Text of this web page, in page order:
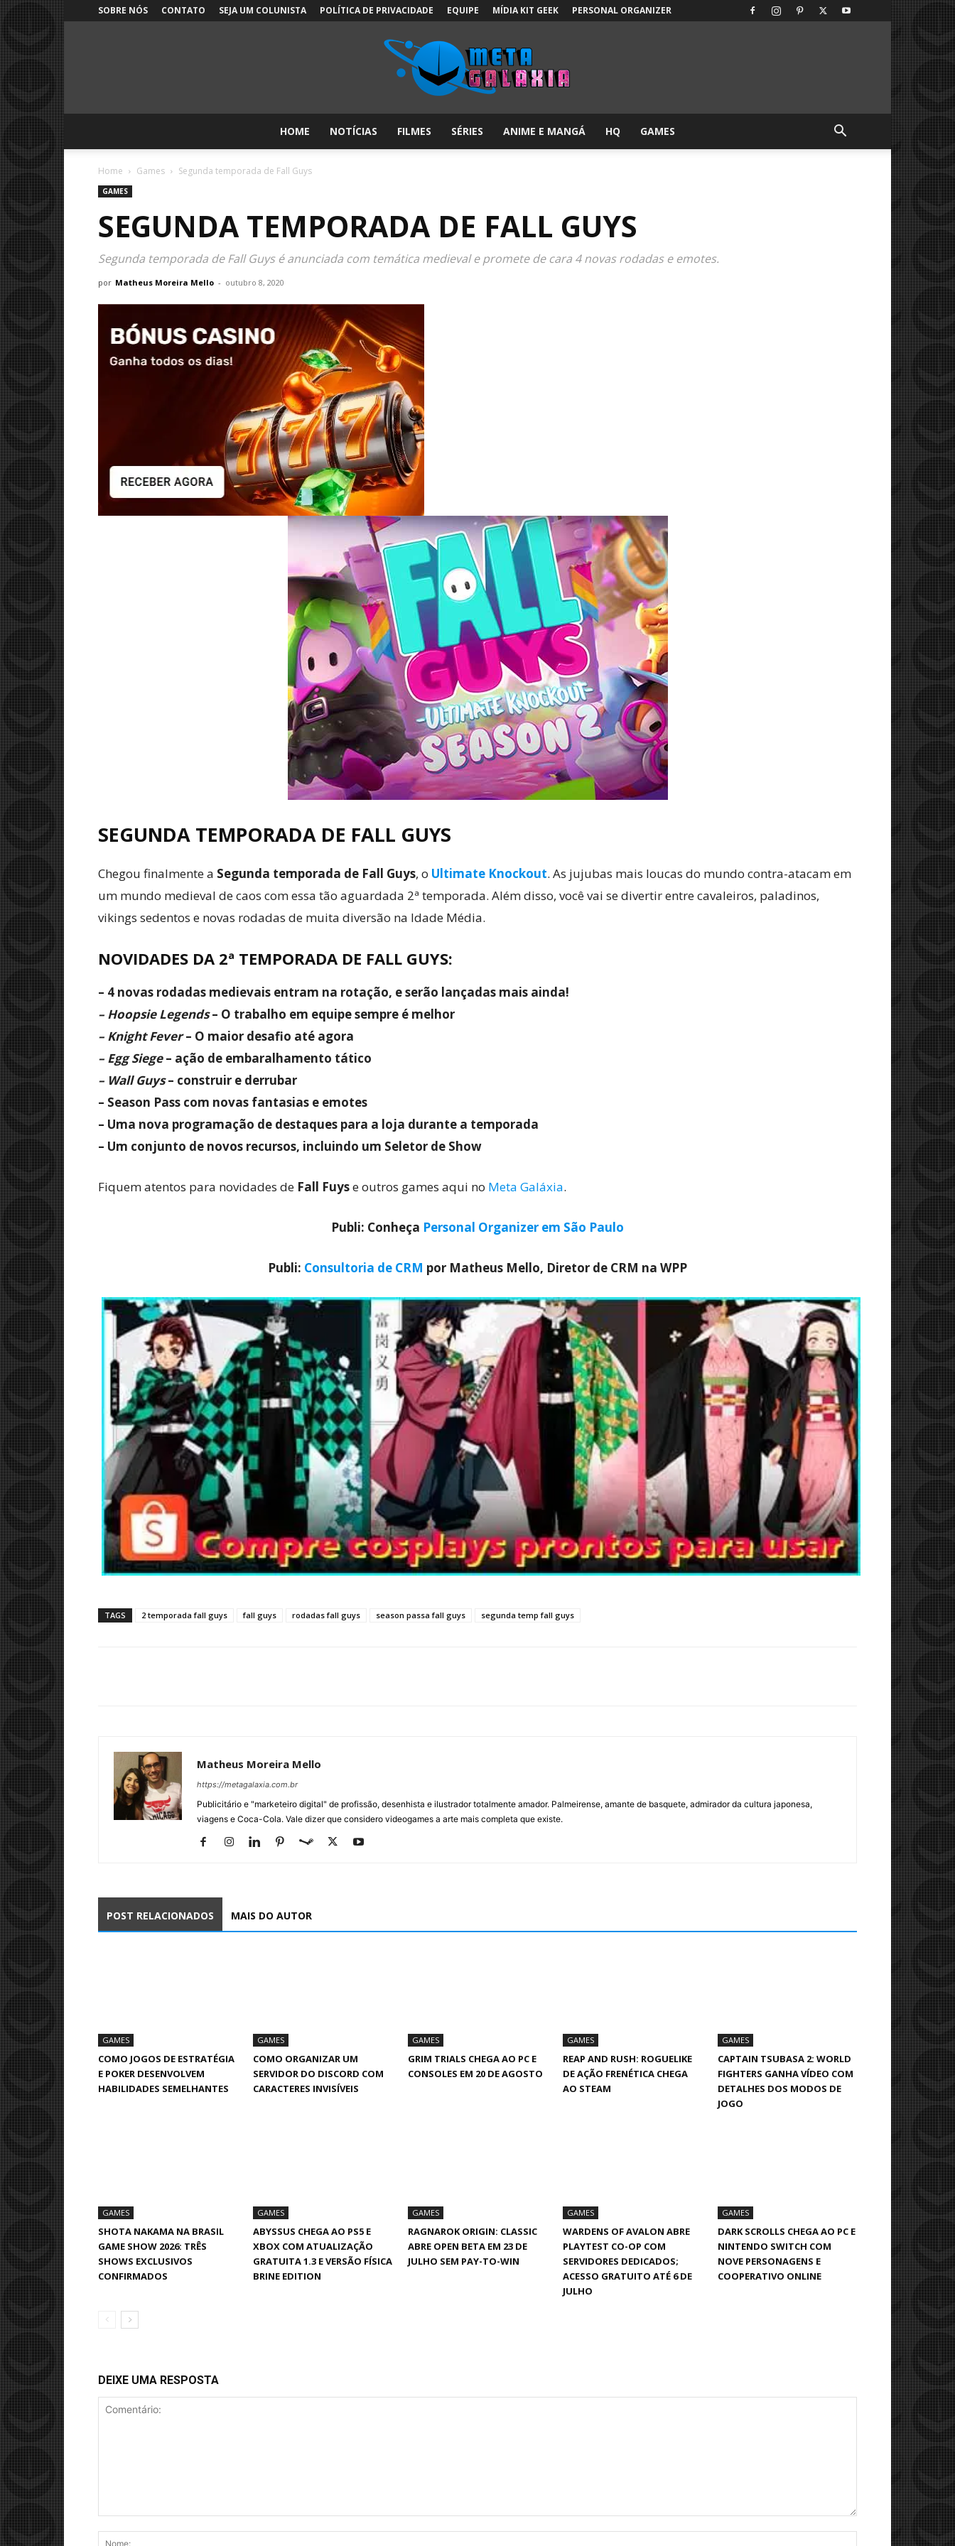
SOBRE NÓS CONTATO SEJA UM COLUNISTA POLÍTICA DE PRIVACIDADE EQUIPE MÍDIA KIT GEEK PERSONAL ORGANIZER
Galáxia:
sobre
Cultura
Pop!
HOME NOTÍCIAS FILMES SÉRIES ANIME E MANGÁ HQ GAMES
Home Games Segunda temporada de Fall Guys
GAMES
SEGUNDA TEMPORADA DE FALL GUYS
Segunda temporada de Fall Guys é anunciada com temática medieval e promete de cara 4 novas rodadas e emotes.
por Matheus Moreira Mello - outubro 8, 2020
SEGUNDA TEMPORADA DE FALL GUYS
Chegou finalmente a Segunda temporada de Fall Guys, o Ultimate Knockout. As jujubas mais loucas do mundo contra-atacam em
um mundo medieval de caos com essa tão aguardada 2ª temporada. Além disso, você vai se divertir entre cavaleiros, paladinos,
vikings sedentos e novas rodadas de muita diversão na Idade Média.
NOVIDADES DA 2ª TEMPORADA DE FALL GUYS:
– 4 novas rodadas medievais entram na rotação, e serão lançadas mais ainda!
– Hoopsie Legends– O trabalho em equipe sempre é melhor
– Knight Fever– O maior desafio até agora
– Egg Siege– ação de embaralhamento tático
– Wall Guys– construir e derrubar
– Season Pass com novas fantasias e emotes
– Uma nova programação de destaques para a loja durante a temporada
– Um conjunto de novos recursos, incluindo um Seletor de Show
Fiquem atentos para novidades de Fall Fuyse outros games aqui no Meta Galáxia.
Publi: Conheça Personal Organizer em São Paulo
Publi: Consultoria de CRM por Matheus Mello, Diretor de CRM na WPP
TAGS 2 temporada fall guys fall guys rodadas fall guys season passa fall guys segunda temp fall guys
Matheus Moreira Mello
https://metagalaxia.com.br
Publicitário e "marketeiro digital" de profissão, desenhista e ilustrador totalmente amador. Palmeirense, amante de basquete, admirador da cultura japonesa,
viagens e Coca-Cola. Vale dizer que considero videogames a arte mais completa que existe.
POST RELACIONADOS MAIS DO AUTOR
GAMES
COMO JOGOS DE ESTRATÉGIA
E POKER DESENVOLVEM
HABILIDADES SEMELHANTES
GAMES
COMO ORGANIZAR UM
SERVIDOR DO DISCORD COM
CARACTERES INVISÍVEIS
GAMES
GRIM TRIALS CHEGA AO PC E
CONSOLES EM 20 DE AGOSTO
GAMES
REAP AND RUSH: ROGUELIKE
DE AÇÃO FRENÉTICA CHEGA
AO STEAM
GAMES
CAPTAIN TSUBASA 2: WORLD
FIGHTERS GANHA VÍDEO COM
DETALHES DOS MODOS DE
JOGO
GAMES
SHOTA NAKAMA NA BRASIL
GAME SHOW 2026: TRÊS
SHOWS EXCLUSIVOS
CONFIRMADOS
GAMES
ABYSSUS CHEGA AO PS5 E
XBOX COM ATUALIZAÇÃO
GRATUITA 1.3 E VERSÃO FÍSICA
BRINE EDITION
GAMES
RAGNAROK ORIGIN: CLASSIC
ABRE OPEN BETA EM 23 DE
JULHO SEM PAY-TO-WIN
GAMES
WARDENS OF AVALON ABRE
PLAYTEST CO-OP COM
SERVIDORES DEDICADOS;
ACESSO GRATUITO ATÉ 6 DE
JULHO
GAMES
DARK SCROLLS CHEGA AO PC E
NINTENDO SWITCH COM
NOVE PERSONAGENS E
COOPERATIVO ONLINE
DEIXE UMA RESPOSTA